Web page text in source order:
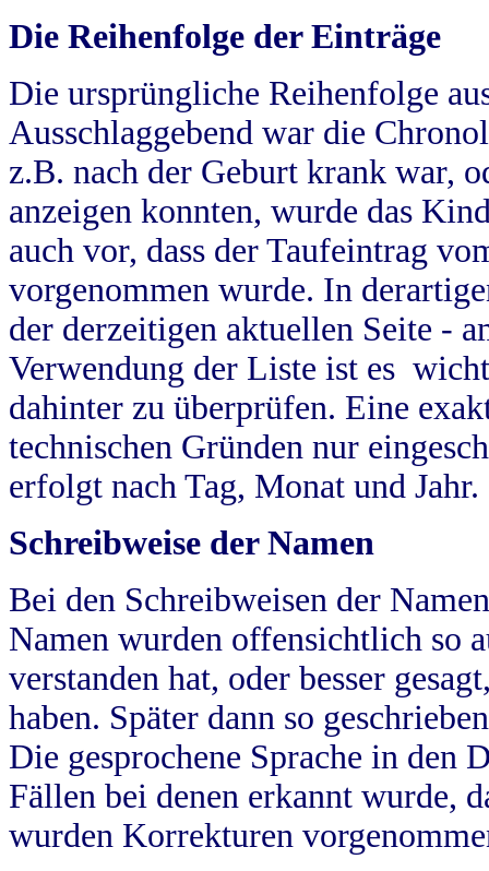
Die Reihenfolge der Einträge
Die ursprüngliche Reihenfolge
Ausschlaggebend war die
z.B. nach der Geburt krank war,
anzeigen konnten, wurde das
auch vor, dass der Taufeintrag
vorgenommen wurde. In
der derzeitigen aktuellen Seite -
Verwendung der Liste ist es
dahinter zu überprüfen. Eine
technischen Gründen nur
erfolgt nach Tag, Monat und Jahr.
Schreibweise der Namen
Bei den Schreibweisen der
Namen wurden offensichtlich so
verstanden hat, oder besser
haben. Später dann so
Die gesprochene Sprache in
Fällen bei denen erkannt wurde,
wurden Korrekturen